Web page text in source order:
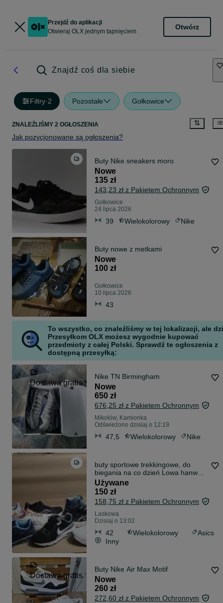
Przejdź do aplikacji
Otwieraj OLX jednym tapnięciem
Otwórz
Znajdź coś dla siebie
Filtry·2 Pozostałe Gołkowice
ZNALEŹLIŚMY 2 OGŁOSZENIA
Jak pozycjonowane są ogłoszenia?
Buty Nike sneakers moro
Nowe
135 zł
143,23 zł z Pakietem Ochronnym
Gołkowice
24 lipca 2026
39 Wielokolorowy Nike
Buty nowe z metkami
Nowe
100 zł
Gołkowice
10 lipca 2026
43
To wszystko, co znaleźliśmy w tej lokalizacji, ale
Przesyłkom OLX możesz wygodnie kupować
przedmioty z całej Polski. Sprawdź te ogłoszenia z
dostępną przesyłką:
Dostawa gratis
Nike TN Birmingham
Nowe
650 zł
676,25 zł z Pakietem Ochronnym
Mikołów, Kamionka
Odświeżono dzisiaj o 12:19
47,5 Wielokolorowy Nike
buty sportowe trekkingowe, do
biegania na co dzień Lowa hanwag
meindl asics nike On
Używane
150 zł
158,75 zł z Pakietem Ochronnym
Laskowa
Dzisiaj o 13:02
42 Wielokolorowy
Asics
Inny
Dostawa gratis
Buty Nike Air Max Motif
Nowe
260 zł
272,60 zł z Pakietem Ochronnym